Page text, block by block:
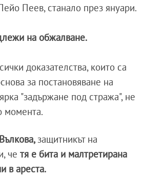
Пеев, станало през януари.
на обжалване.
доказателства, които са
за постановяване на
"задържане под стража", не
момента.
защитникът на
че тя е бита и малтретирана
в ареста.